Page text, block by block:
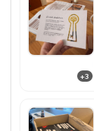
+3